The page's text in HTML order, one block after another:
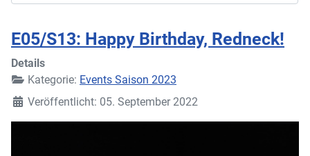
E05/S13: Happy Birthday, Redneck!
Details
Kategorie: Events Saison 2023
Veröffentlicht: 05. September 2022